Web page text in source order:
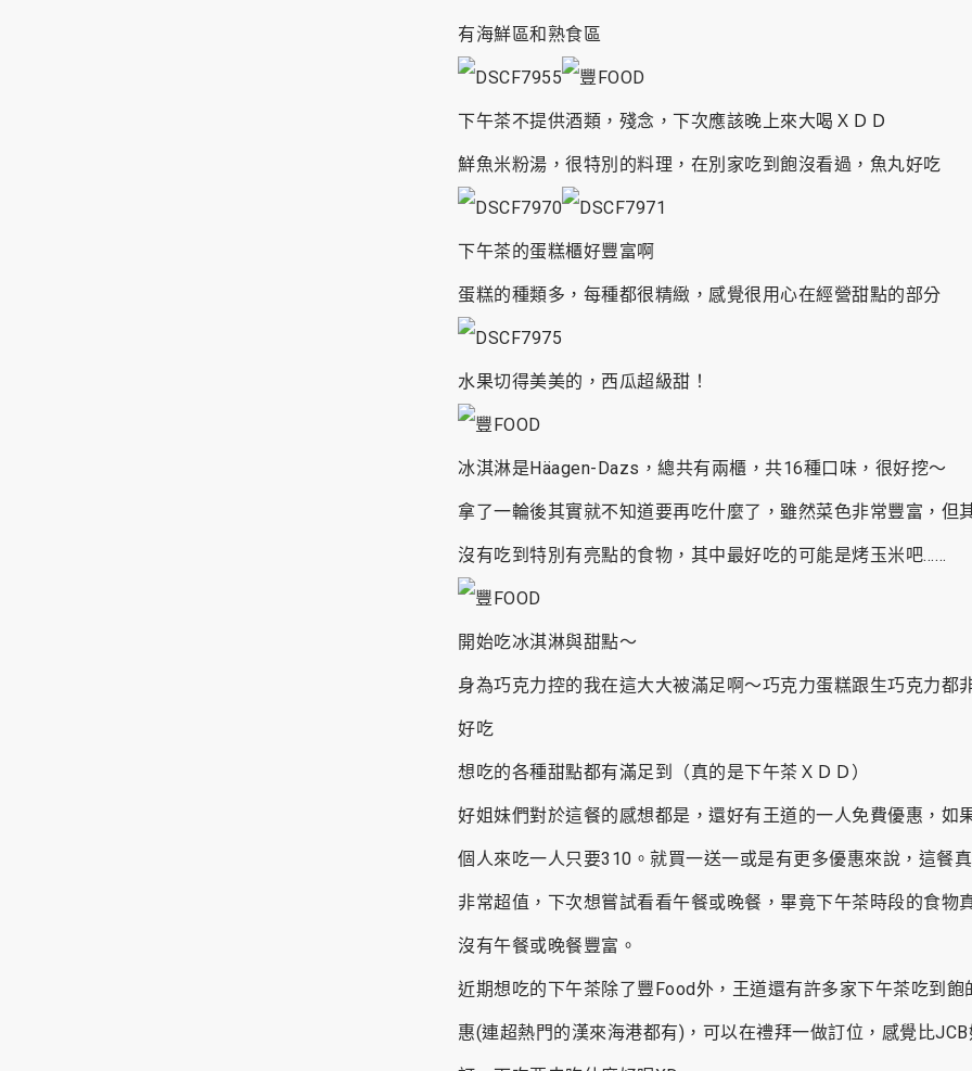
有海鮮區和熟食區
下午茶不提供酒類，殘念，下次應該晚上來大喝ＸＤＤ
鮮魚米粉湯，很特別的料理，在別家吃到飽沒看過，魚丸好吃
下午茶的蛋糕櫃好豐富啊
蛋糕的種類多，每種都很精緻，感覺很用心在經營甜點的部分
水果切得美美的，西瓜超級甜！
冰淇淋是Häagen-Dazs，總共有兩櫃，共16種口味，很好挖～
拿了一輪後其實就不知道要再吃什麼了，雖然菜色非常豐富，但
沒有吃到特別有亮點的食物，其中最好吃的可能是烤玉米吧……
開始吃冰淇淋與甜點～
身為巧克力控的我在這大大被滿足啊～巧克力蛋糕跟生巧克力都
好吃
想吃的各種甜點都有滿足到（真的是下午茶ＸＤＤ）
好姐妹們對於這餐的感想都是，還好有王道的一人免費優惠，如
個人來吃一人只要310。就買一送一或是有更多優惠來說，這餐
非常超值，下次想嘗試看看午餐或晚餐，畢竟下午茶時段的食物
沒有午餐或晚餐豐富。
近期想吃的下午茶除了豐Food外，王道還有許多家下午茶吃到飽
惠(連超熱門的漢來海港都有)，可以在禮拜一做訂位，感覺比JCB